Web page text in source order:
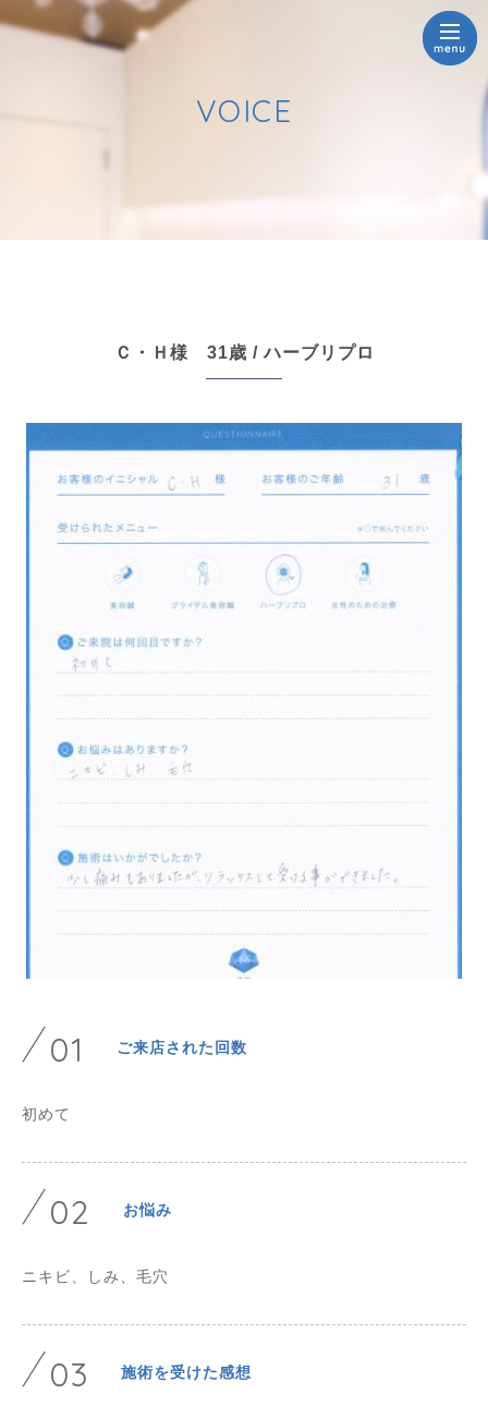
VOICE
Ｃ・Ｈ様 31歳 / ハーブリプロ
01 ご来店された回数
初めて
02 お悩み
ニキビ、しみ、毛穴
03 施術を受けた感想